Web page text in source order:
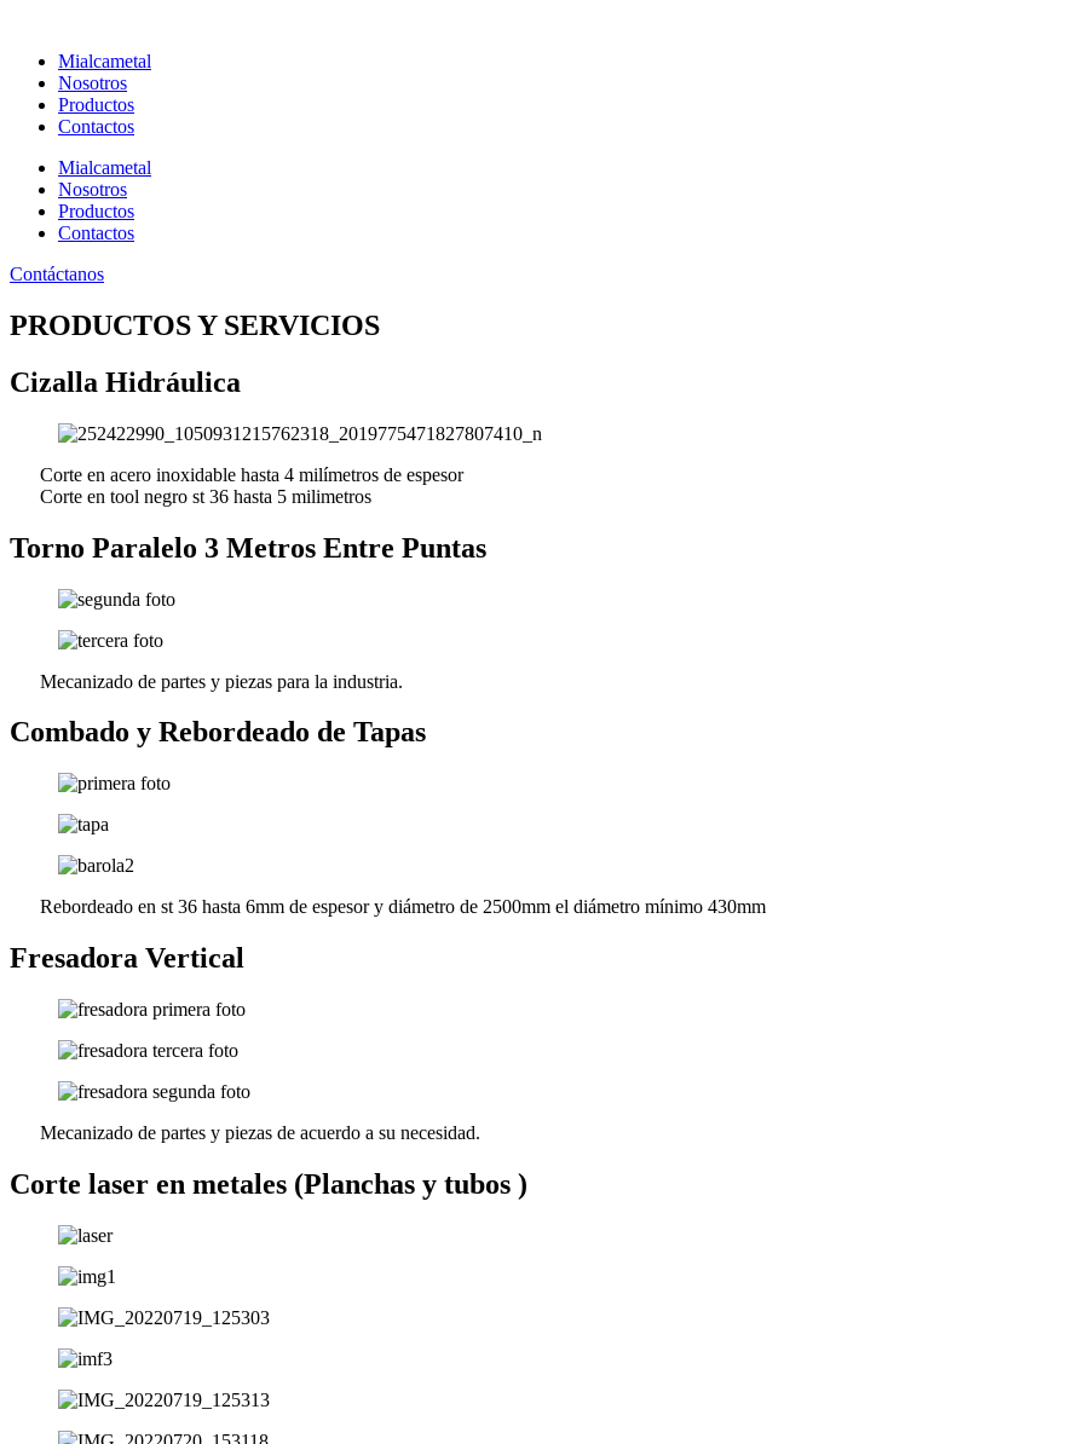
contenidoMialcametal
Nosotros
Productos
Contactos
Mialcametal
Nosotros
Productos
Contactos
Contáctanos
PRODUCTOS Y SERVICIOS
Cizalla Hidráulica
Corte en acero inoxidable hasta 4 milímetros de espesor
Corte en tool negro st 36 hasta 5 milimetros
Torno Paralelo 3 Metros Entre Puntas
Mecanizado de partes y piezas para la industria.
Combado y Rebordeado de Tapas
Rebordeado en st 36 hasta 6mm de espesor y diámetro de 2500mm el diámetro mínimo 430mm
Fresadora Vertical
Mecanizado de partes y piezas de acuerdo a su necesidad.
Corte laser en metales (Planchas y tubos )